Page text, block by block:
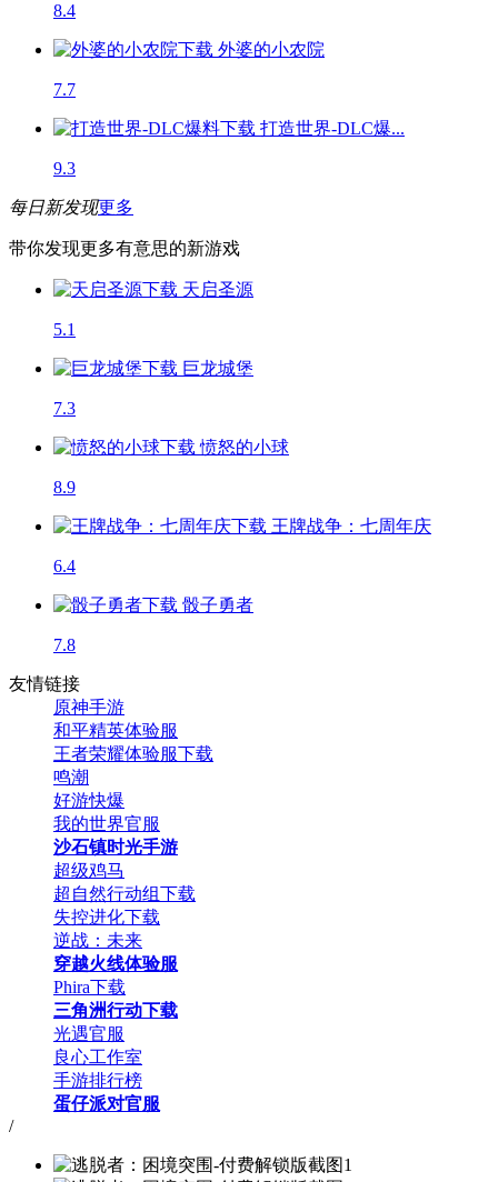
8.4
外婆的小农院
7.7
打造世界-DLC爆...
9.3
每日新发现更多
带你发现更多有意思的新游戏
天启圣源
5.1
巨龙城堡
7.3
愤怒的小球
8.9
王牌战争：七周年庆
6.4
骰子勇者
7.8
友情链接
原神手游
和平精英体验服
王者荣耀体验服下载
鸣潮
好游快爆
我的世界官服
沙石镇时光手游
超级鸡马
超自然行动组下载
失控进化下载
逆战：未来
穿越火线体验服
Phira下载
三角洲行动下载
光遇官服
良心工作室
手游排行榜
蛋仔派对官服
/